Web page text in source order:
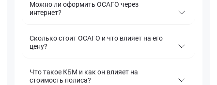
Можно ли оформить ОСАГО через
интернет?
Сколько стоит ОСАГО и что влияет на его
цену?
Что такое КБМ и как он влияет на
стоимость полиса?